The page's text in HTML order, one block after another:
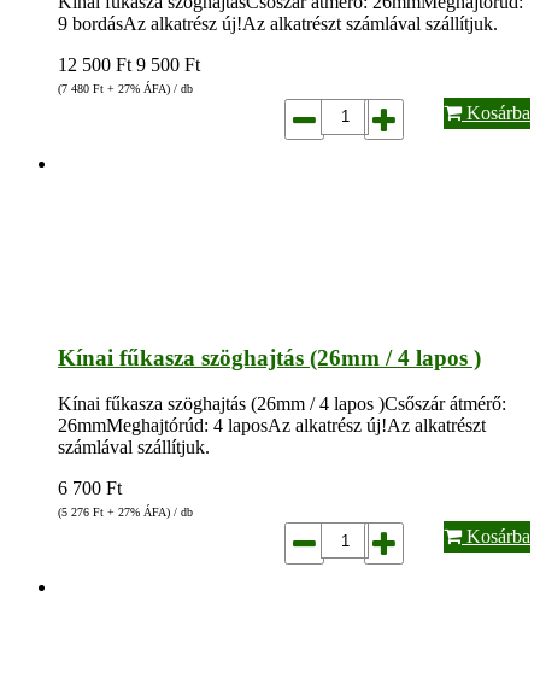
9 bordásAz alkatrész új!Az alkatrészt számlával szállítjuk.
12 500 Ft 9 500 Ft
(7 480 Ft + 27% ÁFA) / db
Kosárba
Kínai fűkasza szöghajtás (26mm / 4 lapos )
Kínai fűkasza szöghajtás (26mm / 4 lapos )Csőszár átmérő:
26mmMeghajtórúd: 4 laposAz alkatrész új!Az alkatrészt
számlával szállítjuk.
6 700 Ft
(5 276 Ft + 27% ÁFA) / db
Kosárba